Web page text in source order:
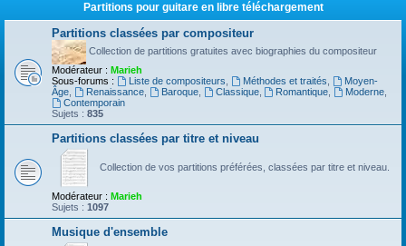
Partitions pour guitare en libre téléchargement
Partitions classées par compositeur
Collection de partitions gratuites avec biographies du compositeur
Modérateur : Marieh
Sous-forums :
Liste de compositeurs Méthodes et traités
Moyen-
Âge
Renaissance, Baroque, Classique, Romantique Moderne
Contemporain
Sujets : 835
Partitions classées par titre et niveau
Collection de vos partitions préférées, classées par titre et niveau.
Modérateur : Marieh
Sujets : 1097
Musique d'ensemble